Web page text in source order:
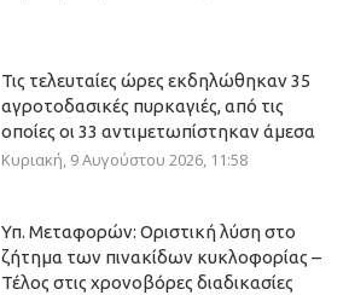
Τις τελευταίες ώρες εκδηλώθηκαν 35
αγροτοδασικές πυρκαγιές, από τις
οποίες οι 33 αντιμετωπίστηκαν άμεσα
Κυριακή, 9 Αυγούστου 2026, 11:58
Υπ. Μεταφορών: Οριστική λύση στο
ζήτημα των πινακίδων κυκλοφορίας –
Τέλος στις χρονοβόρες διαδικασίες